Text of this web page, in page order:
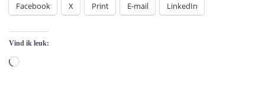
Facebook X Print E-mail LinkedIn
Vind ik leuk:
Aan